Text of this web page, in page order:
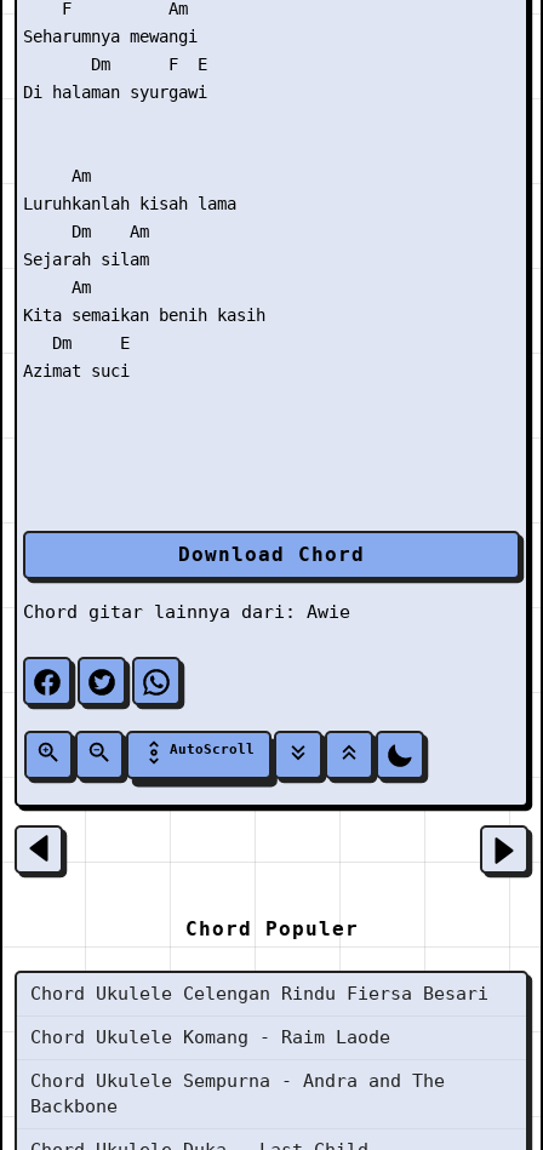
    F          Am
Seharumnya mewangi
       Dm      F  E
Di halaman syurgawi
     Am
Luruhkanlah kisah lama
     Dm    Am
Sejarah silam
     Am
Kita semaikan benih kasih
   Dm     E
Download Chord
Chord gitar lainnya dari: Awie
AutoScroll
Chord Populer
Chord Ukulele Celengan Rindu Fiersa Besari
Chord Ukulele Komang - Raim Laode
Chord Ukulele Sempurna - Andra and The
Backbone